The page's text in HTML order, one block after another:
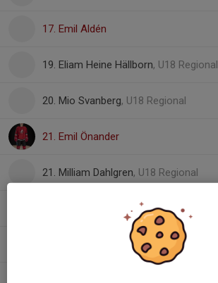
17. Emil Aldén
19. Eliam Heine Hällborn, U18 Regional
20. Mio Svanberg, U18 Regional
21. Emil Önander
21. Milliam Dahlgren, U18 Regional
24. Alfred Gustafsson
26. William Hedlund